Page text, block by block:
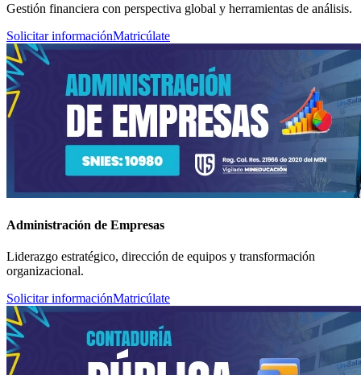
Gestión financiera con perspectiva global y herramientas de análisis.
Solicitar informaciónMatricúlate
Administración de Empresas
Liderazgo estratégico, dirección de equipos y transformación
organizacional.
Solicitar informaciónMatricúlate